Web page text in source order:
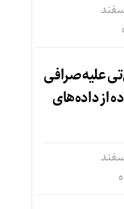
علیه صرافی
از داده‌های